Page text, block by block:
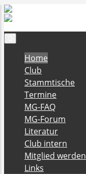
Home
Club
Stammtische
Termine
MG-FAQ
MG-Forum
Literatur
Club intern
Mitglied werden
Links